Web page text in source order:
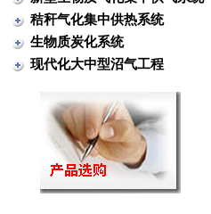
秸秆气化集中供热系统
生物质炭化系统
现代化大中型沼气工程